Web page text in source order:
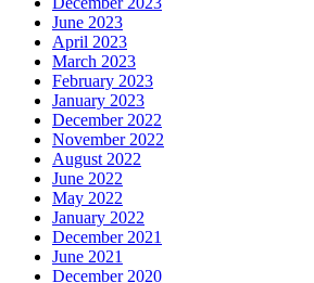
June 2023
April 2023
March 2023
February 2023
January 2023
December 2022
November 2022
August 2022
June 2022
May 2022
January 2022
December 2021
June 2021
December 2020